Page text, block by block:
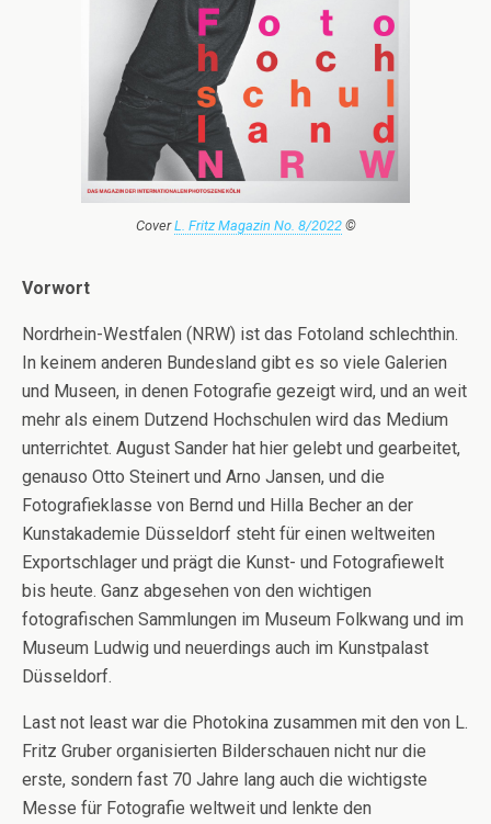
CoverL. Fritz Magazin No. 8/2022©
Vorwort
Nordrhein-Westfalen (NRW) ist das Fotoland schlechthin.
In keinem anderen Bundesland gibt es so viele Galerien
und Museen, in denen Fotografie gezeigt wird, und an weit
mehr als einem Dutzend Hochschulen wird das Medium
unterrichtet. August Sander hat hier gelebt und gearbeitet,
genauso Otto Steinert und Arno Jansen, und die
Fotografieklasse von Bernd und Hilla Becher an der
Kunstakademie Düsseldorf steht für einen weltweiten
Exportschlager und prägt die Kunst- und Fotografiewelt
bis heute. Ganz abgesehen von den wichtigen
fotografischen Sammlungen im Museum Folkwang und im
Museum Ludwig und neuerdings auch im Kunstpalast
Düsseldorf.
Last not least war die Photokina zusammen mit den von L.
Fritz Gruber organisierten Bilderschauen nicht nur die
erste, sondern fast 70 Jahre lang auch die wichtigste
Messe für Fotografie weltweit und lenkte den